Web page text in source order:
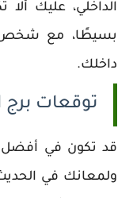
الداخلي، عليك
بسيطًا، مع شخص
داخلك.
توقعات برج
قد تكون في أفضل
ولمعانك في